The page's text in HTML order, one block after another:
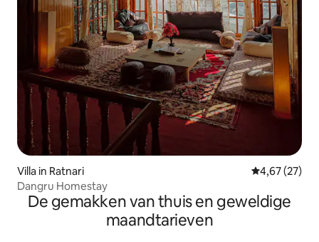
Villa in Ratnari Gemiddelde
4,67 (27)
Dangru Homestay
De gemakken van thuis en geweldige
maandtarieven